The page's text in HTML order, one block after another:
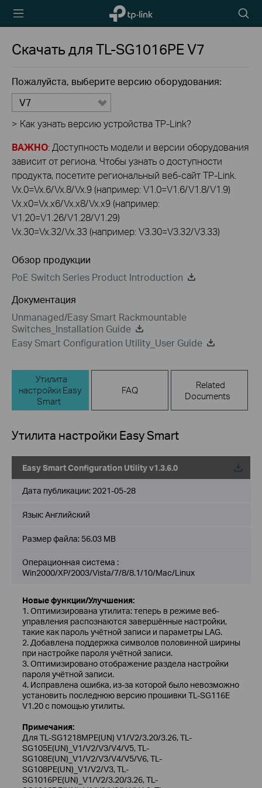
TP-Link,
Reliably
icon
Скачать дляTL-SG1016PEV7
Пожалуйста, выберите версию оборудования:
V7
> Как узнать версию устройства TP-Link?
ВАЖНО: Доступность модели и версии оборудования
зависит от региона. Чтобы узнать о доступности
продукта, посетите региональный веб-сайт TP-Link.
Vx.0=Vx.6/Vx.8/Vx.9 (например: V1.0=V1.6/V1.8/V1.9)
Vx.x0=Vx.x6/Vx.x8/Vx.x9 (например:
V1.20=V1.26/V1.28/V1.29)
Vx.30=Vx.32/Vx.33 (например: V3.30=V3.32/V3.33)
Обзор продукции
PoE Switch Series Product Introduction
Документация
Unmanaged/Easy Smart Rackmountable
Switches_Installation Guide
Easy Smart Configuration Utility_User Guide
Утилита
настройки Easy
Smart
FAQ
Related
Documents
Утилита настройки Easy Smart
Easy Smart Configuration Utility v1.3.6.0
Дата публикации: 2021-05-28
Язык:Английский
Размер файла: 56.03 MB
Операционная система :
Win2000/XP/2003/Vista/7/8/8.1/10/Mac/Linux
Новые функции/Улучшения:
1. Оптимизирована утилита: теперь в режиме веб-
управления распознаются завершённые настройки,
такие как пароль учётной записи и параметры LAG.
2. Добавлена поддержка символов половинной ширины
при настройке пароля учётной записи.
3. Оптимизировано отображение раздела настройки
пароля учётной записи.
4. Исправлена ошибка, из-за которой было невозможно
установить последнюю версию прошивки TL-SG116E
V1.20 с помощью утилиты.
Примечания:
Для TL-SG1218MPE(UN) V1/V2/3.20/3.26, TL-
SG105E(UN)_V1/V2/V3/V4/V5, TL-
SG108E(UN)_V1/V2/V3/V4/V5/V6, TL-
SG108PE(UN)_V1/V2/V3, TL-
SG1016PE(UN)_V1/V2/3.20/3.26, TL-